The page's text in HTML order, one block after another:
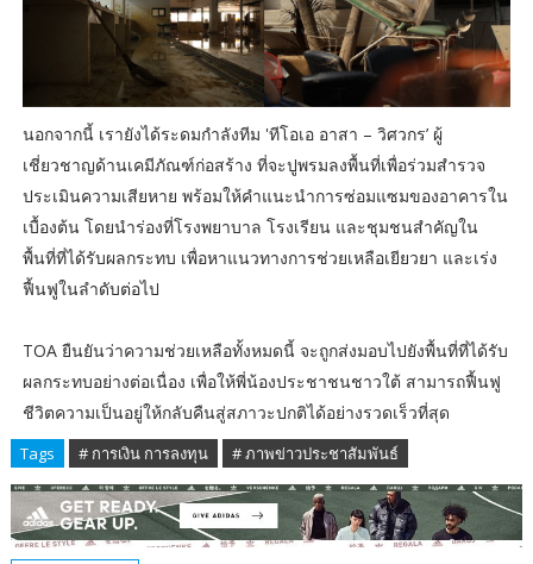
นอกจากนี้ เรายังได้ระดมกำลังทีม 'ทีโอเอ อาสา – วิศวกร’ ผู้
เชี่ยวชาญด้านเคมีภัณฑ์ก่อสร้าง ที่จะปูพรมลงพื้นที่เพื่อร่วมสำรวจ
ประเมินความเสียหาย พร้อมให้คำแนะนำการซ่อมแซมของอาคารใน
เบื้องต้น โดยนำร่องที่โรงพยาบาล โรงเรียน และชุมชนสำคัญใน
พื้นที่ที่ได้รับผลกระทบ เพื่อหาแนวทางการช่วยเหลือเยียวยา และเร่ง
ฟื้นฟูในลำดับต่อไป
TOA ยืนยันว่าความช่วยเหลือทั้งหมดนี้ จะถูกส่งมอบไปยังพื้นที่ที่ได้รับ
ผลกระทบอย่างต่อเนื่อง เพื่อให้พี่น้องประชาชนชาวใต้ สามารถฟื้นฟู
ชีวิตความเป็นอยู่ให้กลับคืนสู่สภาวะปกติได้อย่างรวดเร็วที่สุด
Tags # การเงิน การลงทุน # ภาพข่าวประชาสัมพันธ์